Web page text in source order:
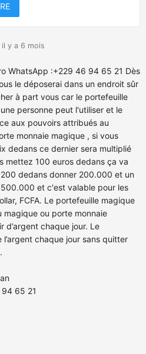
il y a 6 mois
WhatsApp :+229 46 94 65 21 Dès
le déposerai dans un endroit sûr
à part vous car le portefeuille
personne peut l'utiliser et le
aux pouvoirs attribués au
monnaie magique , si vous
dedans ce dernier sera multiplié
mettez 100 euros dedans ça va
dedans donner 200.000 et un
et c'est valable pour les
FCFA. Le portefeuille magique
ou porte monnaie
d’argent chaque jour. Le
chaque jour sans quitter
65 21